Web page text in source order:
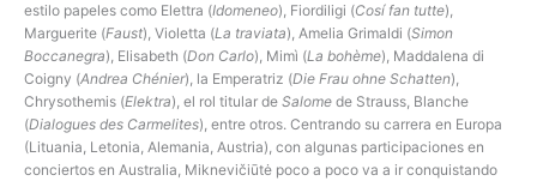
estilo papeles como Elettra (Idomeneo), Fiordiligi (Cosí fan tutte),
Marguerite (Faust), Violetta (La traviata), Amelia Grimaldi (Simon
Boccanegra), Elisabeth (Don Carlo), Mimì (La bohème), Maddalena di
Coigny (Andrea Chénier), la Emperatriz (Die Frau ohne Schatten),
Chrysothemis (Elektra), el rol titular de Salome de Strauss, Blanche
(Dialogues des Carmelites), entre otros. Centrando su carrera en Europa
(Lituania, Letonia, Alemania, Austria), con algunas participaciones en
conciertos en Australia, Miknevičiūtė poco a poco va a ir conquistando